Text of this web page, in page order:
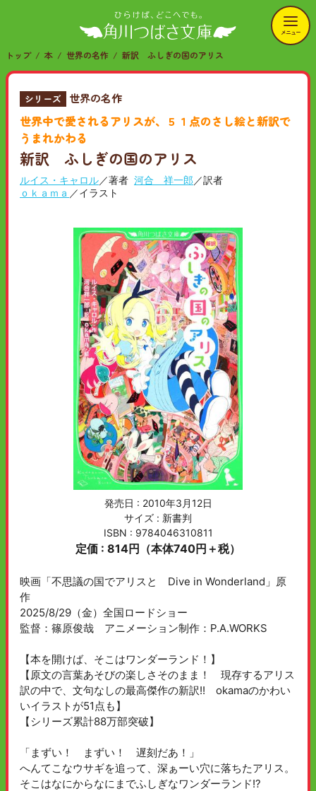
メニュー
トップ 本 世界の名作 新訳 ふしぎの国のアリス
シリーズ 世界の名作
世界中で愛されるアリスが、５１点のさし絵と新訳で
うまれかわる
新訳 ふしぎの国のアリス
ルイス・キャロル／著者 河合 祥一郎／訳者
ｏｋａｍａ ／イラスト
発売日 : 2010年3月12日
サイズ : 新書判
ISBN : 9784046310811
定価 : 814円（本体740円＋税）
映画「不思議の国でアリスと Dive in Wonderland」原
作
2025/8/29（金）全国ロードショー
監督：篠原俊哉 アニメーション制作：P.A.WORKS
【本を開けば、そこはワンダーランド！】
【原文の言葉あそびの楽しさそのまま！ 現存するアリス
訳の中で、文句なしの最高傑作の新訳!! okamaのかわい
いイラストが51点も】
【シリーズ累計88万部突破】
「まずい！ まずい！ 遅刻だあ！」
へんてこなウサギを追って、深ぁーい穴に落ちたアリス。
そこはなにからなにまでふしぎなワンダーランド!?